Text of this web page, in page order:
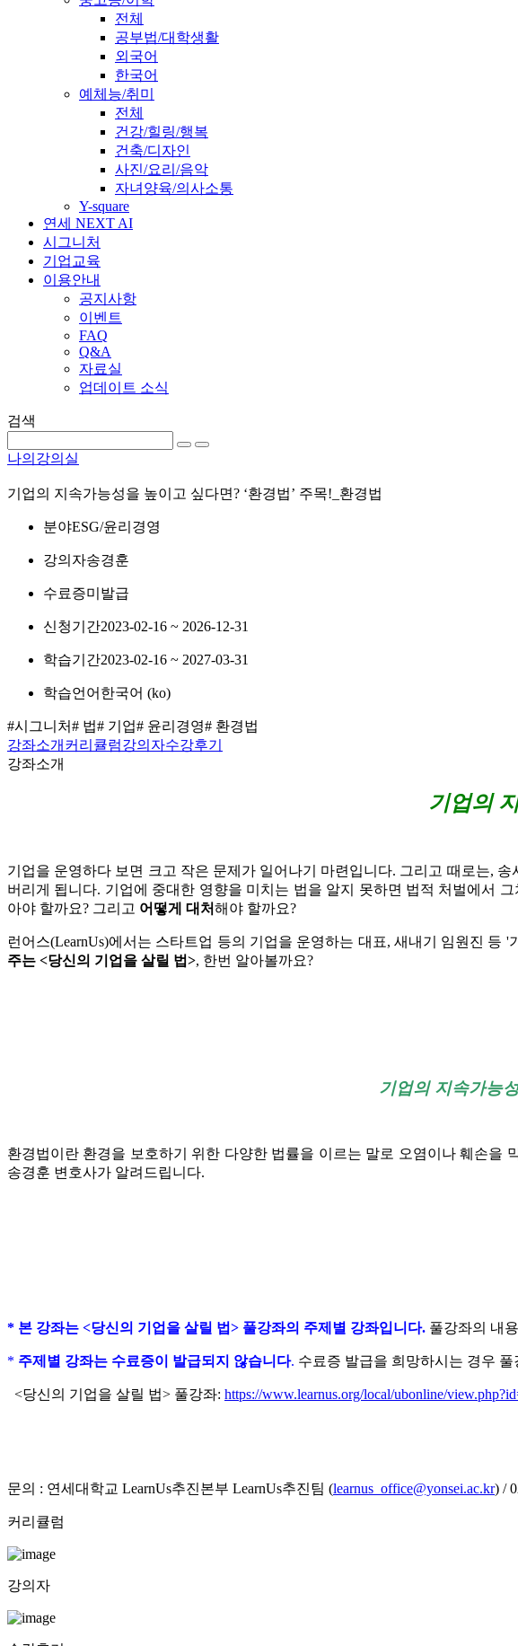
전체
공부법/대학생활
외국어
한국어
예체능/취미
전체
건강/힐링/행복
건축/디자인
사진/요리/음악
자녀양육/의사소통
Y-square
연세 NEXT AI
시그니처
기업교육
이용안내
공지사항
이벤트
FAQ
Q&A
자료실
업데이트 소식
검색
나의강의실
기업의 지속가능성을 높이고 싶다면? ‘환경법’ 주목!_환경법
분야ESG/윤리경영
강의자송경훈
수료증미발급
신청기간2023-02-16 ~ 2026-12-31
학습기간2023-02-16 ~ 2027-03-31
학습언어 한국어 ‎(ko)‎
#시그니처# 법# 기업# 윤리경영# 환경법
강좌소개 커리큘럼강의자수강후기
강좌소개
기업의
기업을 운영하다 보면 크고 작은 문제가 일어나기 마련입니다. 그리고 때로는,
버리게 됩니다. 기업에 중대한 영향을 미치는 법을 알지 못하면 법적 처벌에서
아야 할까요? 그리고 어떻게 대처해야 할까요?
런어스(LearnUs)에서는 스타트업 등의 기업을 운영하는 대표, 새내기 임원진
주는 <당신의 기업을 살릴 법>, 한번 알아볼까요?
기업의 지속가능
환경법이란 환경을 보호하기 위 한 다양한 법률을 이르는 말로 오염이나 훼손을
송경훈 변호사가 알려드립니다.
​* 본 강좌는 <당신의 기업을 살릴 법> 풀강좌의 주제별 강좌입니다. 풀강좌의 내
* 주제별 강좌는 수료증이 발급되지 않습니다. 수료증 발급을 희망하시는 경우
<당신의 기업을 살릴 법> 풀강좌: https://www.learnus.org/local/ubonline/
문의 : 연세대학교 LearnUs추진본부 LearnUs추진팀 (learnus_office@yonsei.ac.kr) /
커리큘럼
강의자